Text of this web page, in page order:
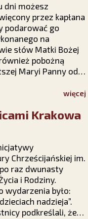
dni możesz
przez kapłana
podarować go
na
słów Matki Bożej
pobożną
Maryi Panny od
lub
numer 12 423 44
będą Twoje!
więcej
Krakowa
Chrześcijańskiej im.
raz dwunasty
i Rodziny.
wydarzenia było:
nadzieja”.
podkreślali, że